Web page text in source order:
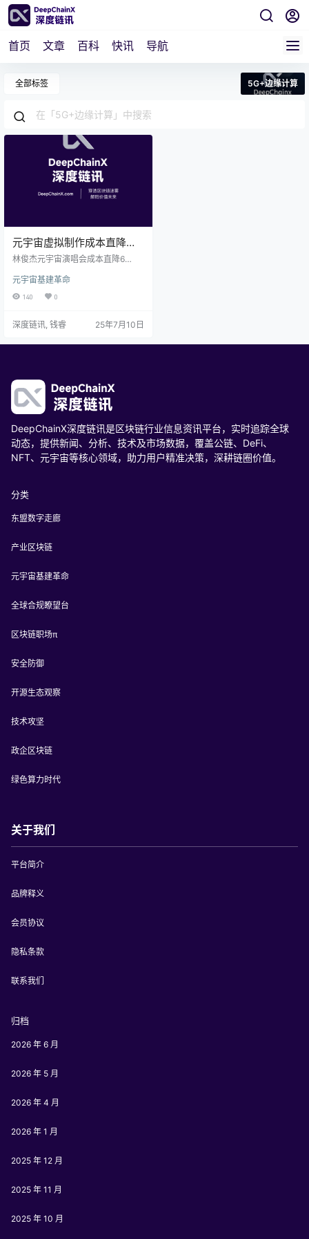
首页 文章 百科 快讯 导航
全部标签 5G+边缘计算
元宇宙虚拟制作成本直降
60%：分片技术如何让林俊
林俊杰元宇宙演唱会成本直降6
+边缘计算“双剑合璧”！传统元宇宙
演唱会成本高昂，实时渲染、数据
片交互优化、存储成本革命多管齐
质，实现边缘节点缓存革命、分层
业生态，推动制作成本结构变革、
商业模式创新、行业标准化推进。…
元宇宙基建革命
140 0
深度链讯, 钱睿 25年7月10日
DeepChainX深度链讯是区块链行业信息资讯平台，实时追踪全球
动态，提供新闻、分析、技术及市场数据，覆盖公链、DeFi、
NFT、元宇宙等核心领域，助力用户精准决策，深耕链圈价值。
分类
东盟数字走廊
产业区块链
元宇宙基建革命
全球合规瞭望台
区块链职场π
安全防御
开源生态观察
技术攻坚
政企区块链
绿色算力时代
关于我们
平台简介
品牌释义
会员协议
隐私条款
联系我们
归档
2026 年 6 月
2026 年 5 月
2026 年 4 月
2026 年 1 月
2025 年 12 月
2025 年 11 月
2025 年 10 月